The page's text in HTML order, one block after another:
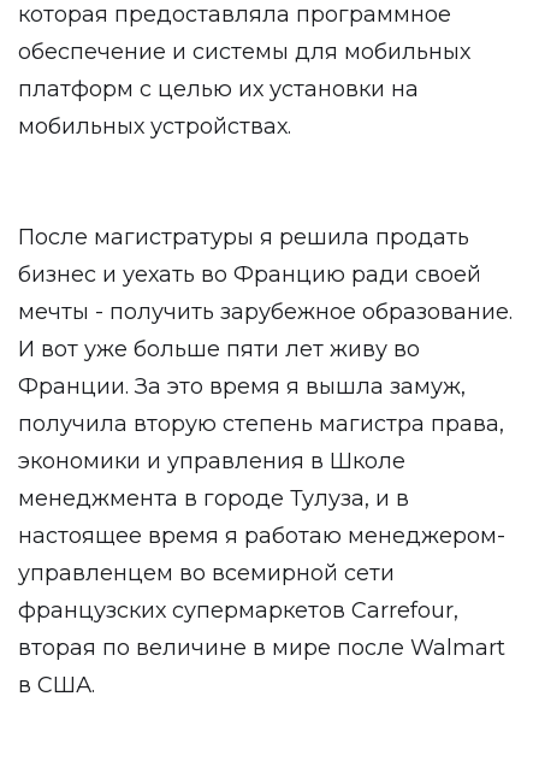
которая предоставляла программное
обеспечение и системы для мобильных
платформ с целью их установки на
мобильных устройствах.
После магистратуры я решила продать
бизнес и уехать во Францию ради своей
мечты - получить зарубежное образование.
И вот уже больше пяти лет живу во
Франции. За это время я вышла замуж,
получила вторую степень магистра права,
экономики и управления в Школе
менеджмента в городе Тулуза, и в
настоящее время я работаю менеджером-
управленцем во всемирной сети
французских супермаркетов Carrefour,
вторая по величине в мире после Walmart
в США.